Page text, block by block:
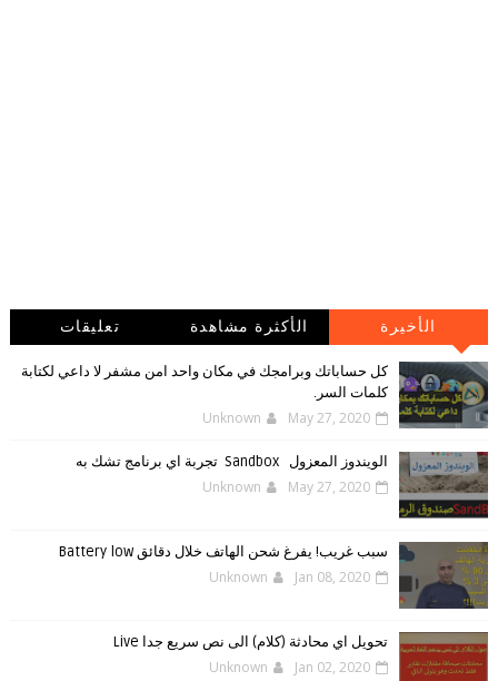
الأخيرة الأكثرة مشاهدة تعليقات
كل حساباتك وبرامجك في مكان واحد امن مشفر لا داعي لكتابة
كلمات السر.
Unknown May 27, 2020
الويندوز ‏المعزول ‏Sandbox ‎ ‎ ‏ ‏تجربة ‏اي ‏برنامج ‏تشك ‏به
Unknown May 27, 2020
سبب غريب! يفرغ شحن الهاتف خلال دقائق Battery low
Unknown Jan 08, 2020
تحويل اي محادثة (كلام) الى نص سريع جدا Live
Unknown Jan 02, 2020